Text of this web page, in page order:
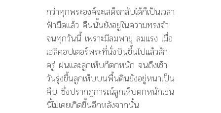
กว่าทุกพระองค์จะเสด็จกลับได้ก็เป็นเวลา
ฟ้ามืดแล้ว คืนนั้นยังอยู่ในความทรงจำ
จนทุกวันนี้ เพราะมีลมพายุ ลมแรง เมื่อ
เฮลิคอปเตอร์พระที่นั่งบินขึ้นไปแล้วสัก
ครู่ ฝนและลูกเห็บก็ตกหนัก จนถึงเช้า
วันรุ่งขึ้นลูกเห็บบนพื้นดินยังอยู่หนาเป็น
คืบ ซึ่งปรากฏการณ์ลูกเห็บตกหนักเช่น
นี้ไม่เคยเกิดขึ้นอีกหลังจากนั้น